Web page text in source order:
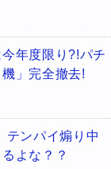
年度限り?!パチ
」完全撤去!
テンパイ煽り中
よな？？